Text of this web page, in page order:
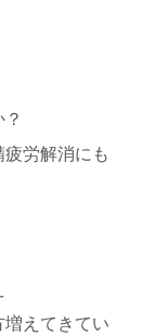
労解消にも
えてきてい